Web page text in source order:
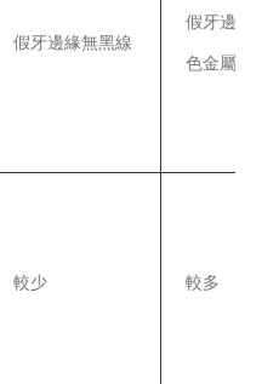
假牙邊緣無黑線
假牙邊緣
色金屬線
較少 較多